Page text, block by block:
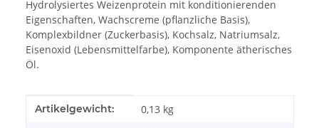
Hydrolysiertes Weizenprotein mit konditionierenden
Eigenschaften, Wachscreme (pflanzliche Basis),
Komplexbildner (Zuckerbasis), Kochsalz, Natriumsalz,
Eisenoxid (Lebensmittelfarbe), Komponente ätherisches
Öl.
Produkteigenschaft
Wert
Artikelgewicht: 0,13 kg